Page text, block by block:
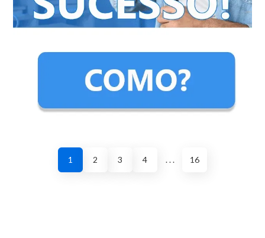
1 2 3 4 . . . 16